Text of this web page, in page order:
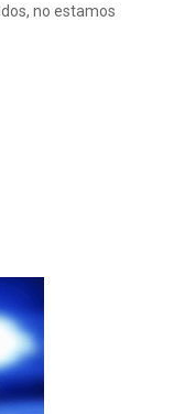
no estamos